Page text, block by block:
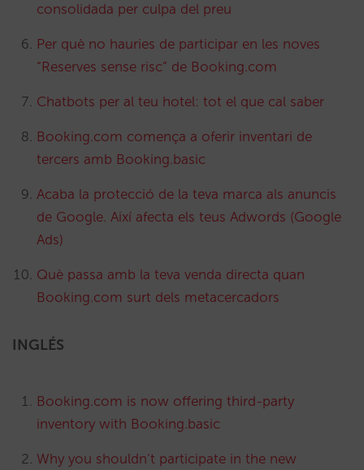
consolidada per culpa del preu
Per què no hauries de participar en les noves
“Reserves sense risc” de Booking.com
Chatbots per al teu hotel: tot el que cal saber
Booking.com comença a oferir inventari de
tercers amb Booking.basic
Acaba la protecció de la teva marca als anuncis
de Google. Així afecta els teus Adwords (Google
Ads)
Què passa amb la teva venda directa quan
Booking.com surt dels metacercadors
INGLÉS
Booking.com is now offering third-party
inventory with Booking.basic
Why you shouldn’t participate in the new